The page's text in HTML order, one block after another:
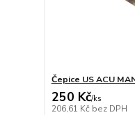
Čepice US ACU
250 Kč/ks
206,61 Kč bez DPH